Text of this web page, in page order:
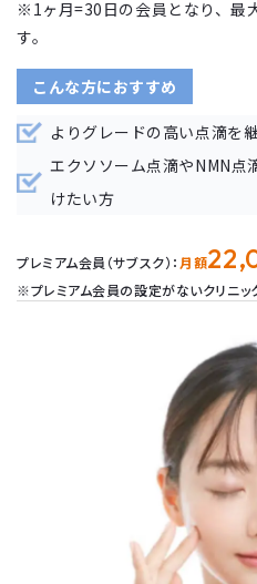
※1ヶ月=30日の会員となり、最
す。
こんな方におすすめ
よりグレードの高い点滴を
エクソソーム点滴やNMN点
けたい方
プレミアム会員（サブスク）： 月額
※プレミアム会員の設定がないクリニッ